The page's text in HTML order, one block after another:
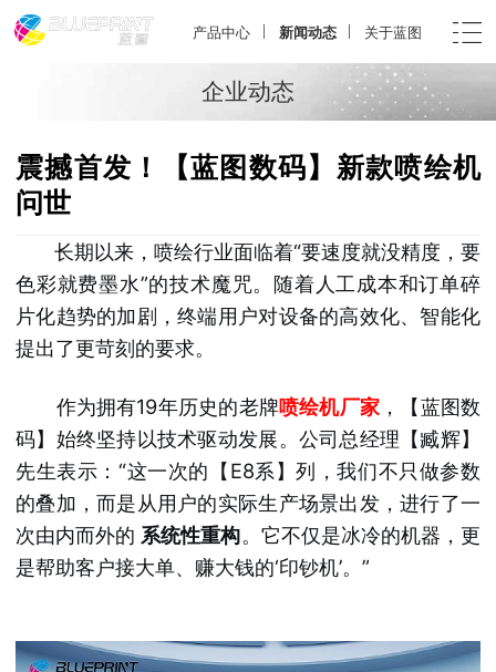
产品中心 新闻动态 关于蓝图
企业动态
震撼首发！【蓝图数码】新款喷绘机
问世
长期以来，喷绘行业面临着“要速度就没精度，要
色彩就费墨水”的技术魔咒。随着人工成本和订单碎
片化趋势的加剧，终端用户对设备的高效化、智能化
提出了更苛刻的要求。
作为拥有19年历史的老牌喷绘机厂家 ，【蓝图数
码】始终坚持以技术驱动发展。公司总经理【臧辉】
先生表示：“这一次的【E8系】列，我们不只做参数
的叠加，而是从用户的实际生产场景出发，进行了一
次由内而外的 系统性重构。它不仅是冰冷的机器，更
是帮助客户接大单、赚大钱的‘印钞机’。”